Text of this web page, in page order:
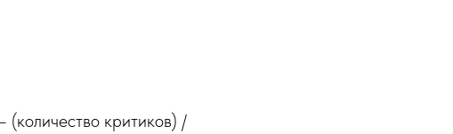
(количество критиков) /